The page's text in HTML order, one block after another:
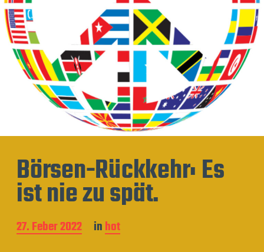
Börsen-Rückkehr: Es
ist nie zu spät.
B
e
27. Feber 2022 inhot